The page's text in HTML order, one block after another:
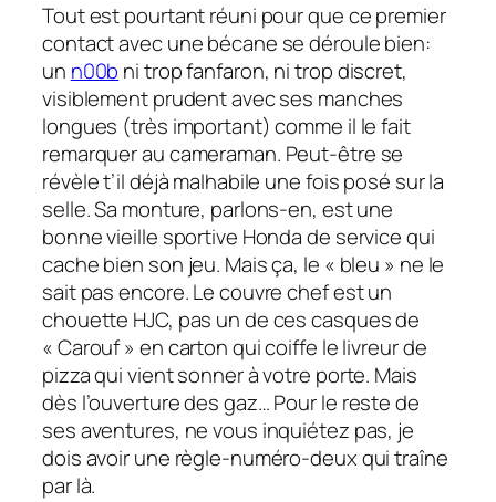
Tout est pourtant réuni pour que ce premier
contact avec une bécane se déroule bien:
un n00b ni trop fanfaron, ni trop discret,
visiblement prudent avec ses manches
longues (très important) comme il le fait
remarquer au cameraman. Peut-être se
révèle t’il déjà malhabile une fois posé sur la
selle. Sa monture, parlons-en, est une
bonne vieille sportive Honda de service qui
cache bien son jeu. Mais ça, le « bleu » ne le
sait pas encore. Le couvre chef est un
chouette HJC, pas un de ces casques de
« Carouf » en carton qui coiffe le livreur de
pizza qui vient sonner à votre porte. Mais
dès l’ouverture des gaz… Pour le reste de
ses aventures, ne vous inquiétez pas, je
dois avoir une règle-numéro-deux qui traîne
par là.